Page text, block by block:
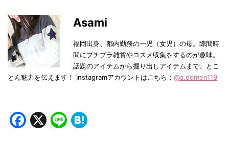
Asami
福岡出身、都内勤務の一児（女児）の母。隙間時
間にプチプラ雑貨やコスメ収集をするのが趣味。
話題のアイテムから掘り出しアイテムまで、とこ
とん魅力を伝えます！ Instagramアカウントはこちら： @a.domen119
Facebook
X Line